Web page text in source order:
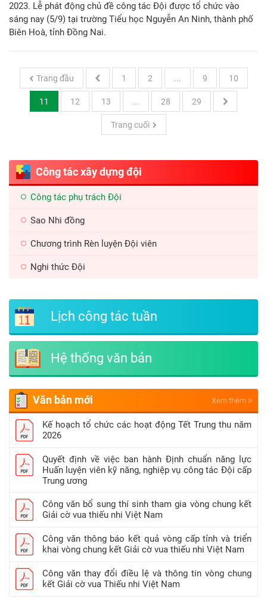
2023. Lễ phát động chủ đề công tác Đội được tổ chức vào
sáng nay (5/9) tại trường Tiểu học Nguyễn An Ninh, thành phố
Biên Hoà, tỉnh Đồng Nai.
Trang đầu 1 2 ... 9 10
11 12 13 ... 28 29
Trang cuối
Công tác xây dựng đội
Công tác phụ trách Đội
Sao Nhi đồng
Chương trình Rèn luyện Đội viên
Nghi thức Đội
Lịch công tác tuần
Hệ thống văn bản
Văn bản mới Xem thêm
Kế hoạch tổ chức các hoạt động Tết Trung thu năm
2026
Quyết định về việc ban hành Định chuẩn năng lực
Huấn luyện viên kỹ năng, nghiệp vụ công tác Đội cấp
Trung ương
Công văn bổ sung thí sinh tham gia vòng chung kết
Giải cờ vua thiếu nhi Việt Nam
Công văn thông báo kết quả vòng cấp tỉnh và triển
khai vòng chung kết Giải cờ vua thiếu nhi Việt Nam
Công văn thay đổi điều lệ và thông tin vòng chung
kết Giải cờ vua Thiếu nhi Việt Nam